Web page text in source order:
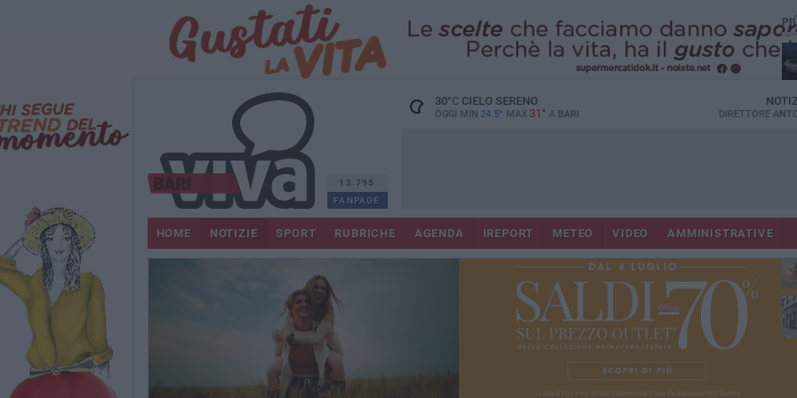
13.795
FANPAGE
30°CCIELO SERENO
OGGI MIN 24.5° MAX 31° A BARI DIRETTORE
HOME NOTIZIE SPORT RUBRICHE AGENDA IREPORT METEO VIDEO AMMINISTRATIVE